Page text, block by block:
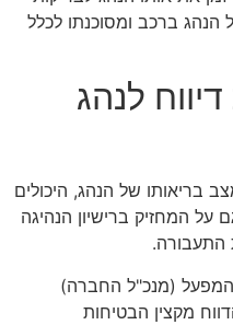
הנהג ברכב ומסוכנתו לכלל
לנהג
בריאותו של הנהג, היכולים
על המחזיק ברישיון הנהיגה
המפעל (מנכ"ל החברה)
מקצין הבטיחות